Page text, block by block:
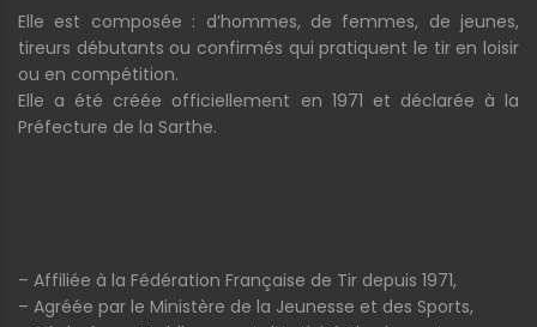
Elle est composée : d’hommes, de femmes, de jeunes,
tireurs débutants ou confirmés qui pratiquent le tir en loisir
ou en compétition.
Elle a été créée officiellement en 1971 et déclarée à la
Préfecture de la Sarthe.
– Affiliée à la Fédération Française de Tir depuis 1971,
– Agréée par le Ministère de la Jeunesse et des Sports,